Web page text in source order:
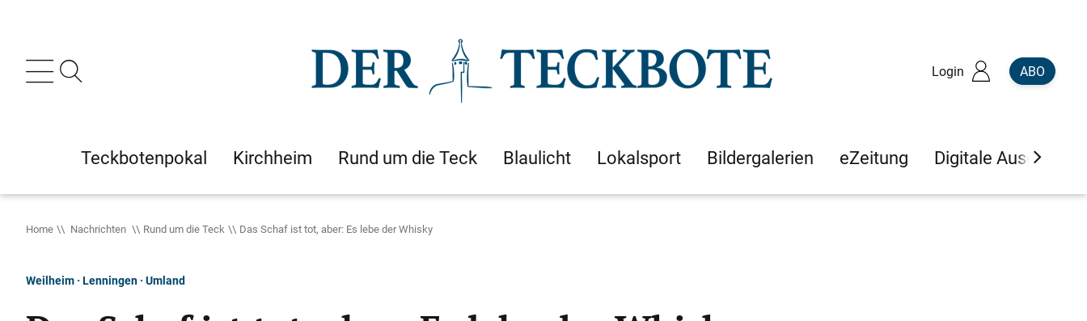
Login ABO
Teckbotenpokal Kirchheim Rund um die Teck Blaulicht Lokalsport Bildergalerien eZeitung Digitale Ausgaben
Home Nachrichten Rund um die Teck Das Schaf ist tot, aber: Es lebe der Whisky
Weilheim · Lenningen · Umland